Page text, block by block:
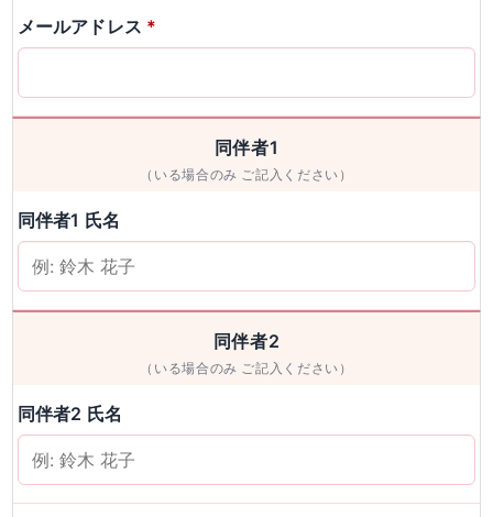
メールアドレス *
同伴者1
（いる場合のみ ご記入ください）
同伴者1 氏名
同伴者2
（いる場合のみ ご記入ください）
同伴者2 氏名
男性 女性